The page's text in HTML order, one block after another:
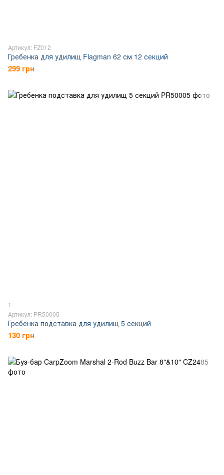
Артикул: FZ012
Гребенка для удилищ Flagman 62 см 12 секций
299 грн
1
Артикул: PR50005
Гребенка подставка для удилищ 5 секций
130 грн